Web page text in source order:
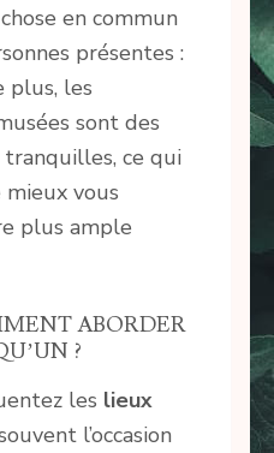
en commun
présentes :
plus, les
sont des
ce qui
vous
plus ample
ABORDER
?
les lieux
l’occasion